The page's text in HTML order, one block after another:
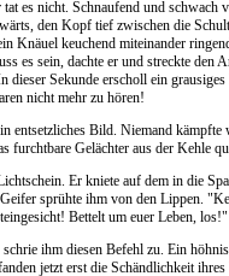
es nicht. Schnaufend und
den Kopf tief zwischen die
Knäuel keuchend miteinander
es sein, dachte er und streckte den
Sekunde erscholl ein
nicht mehr zu hören!
Bild. Niemand kämpfte
furchtbare Gelächter aus der Kehle
Er kniete auf dem in die
sprühte ihm von den Lippen.
Bettelt um euer Leben, los!"
ihm diesen Befehl zu. Ein
jetzt erst die Schändlichkeit